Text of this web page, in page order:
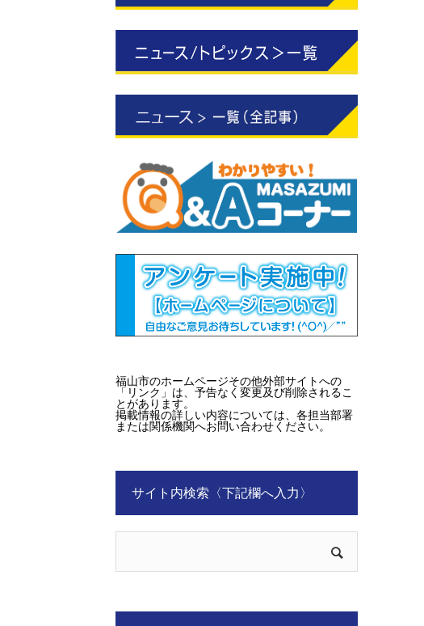
福山市のホームページその他外部サイトへの
「リンク」は、予告なく変更及び削除されるこ
とがあります。
掲載情報の詳しい内容については、各担当部署
または関係機関へお問い合わせください。
サイト内検索〈下記欄へ入力〉